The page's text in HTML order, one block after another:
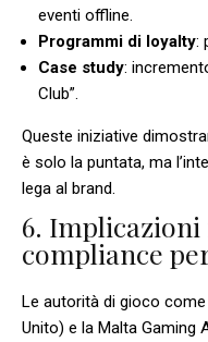
eventi offline.
Programmi di loyalty:
Case study:
Club”.
Queste iniziative
è solo la puntata, ma
lega al brand.
6.
compliance
Le autorità di gioco come
Unito) e la Malta Gaming